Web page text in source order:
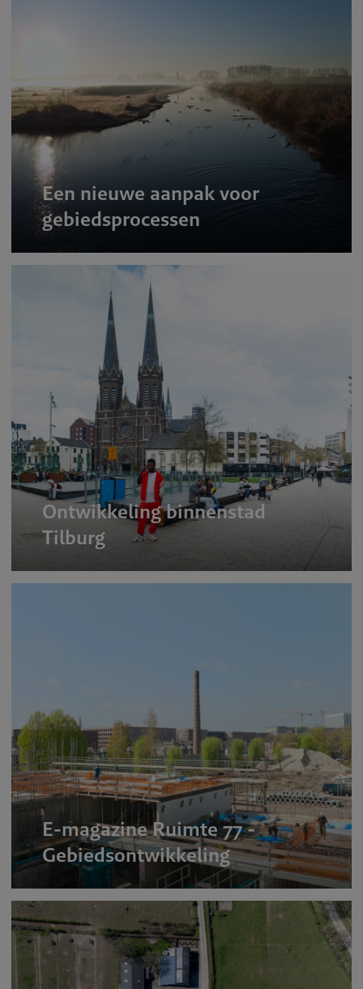
Een nieuwe aanpak voor
gebiedsprocessen
Ontwikkeling binnenstad
Tilburg
E-magazine Ruimte 77 -
Gebiedsontwikkeling